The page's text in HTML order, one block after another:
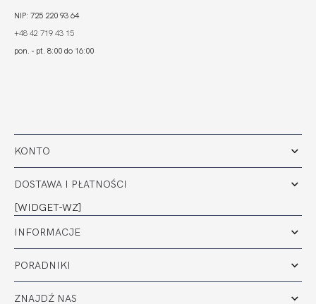
KONTO
DOSTAWA I PŁATNOŚCI
[WIDGET-WZ]
INFORMACJE
PORADNIKI
ZNAJDŹ NAS
NIP: 725 220 93 64
+48 42 719 43 15
pon. - pt. 8:00 do 16:00